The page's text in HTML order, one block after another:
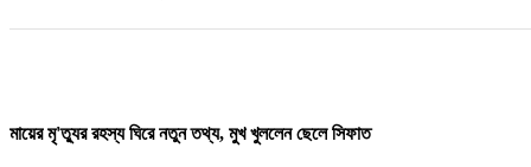
মায়ের মৃ'ত্যুর রহস্য ঘিরে নতুন তথ্য, মুখ খুললেন ছেলে সিফাত